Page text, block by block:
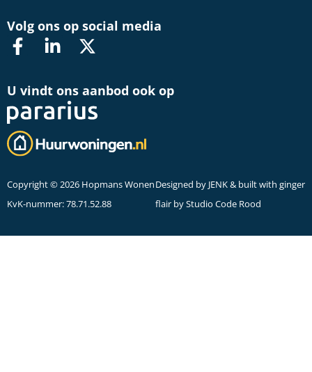
Volg ons op social media
U vindt ons aanbod ook op
Copyright © 2026 Hopmans Wonen
KvK-nummer: 78.71.52.88
Designed by JENK& built with ginger
flair byStudio Code Rood